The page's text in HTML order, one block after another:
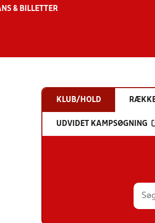
& BILLETTER
KLUB/HOLD
UDVIDET KAMPSØGNING